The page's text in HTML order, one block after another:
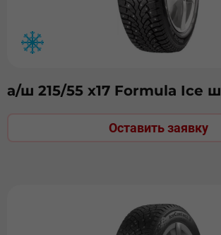
а/ш 215/55 х17 Formula Ice ш
Оставить заявку